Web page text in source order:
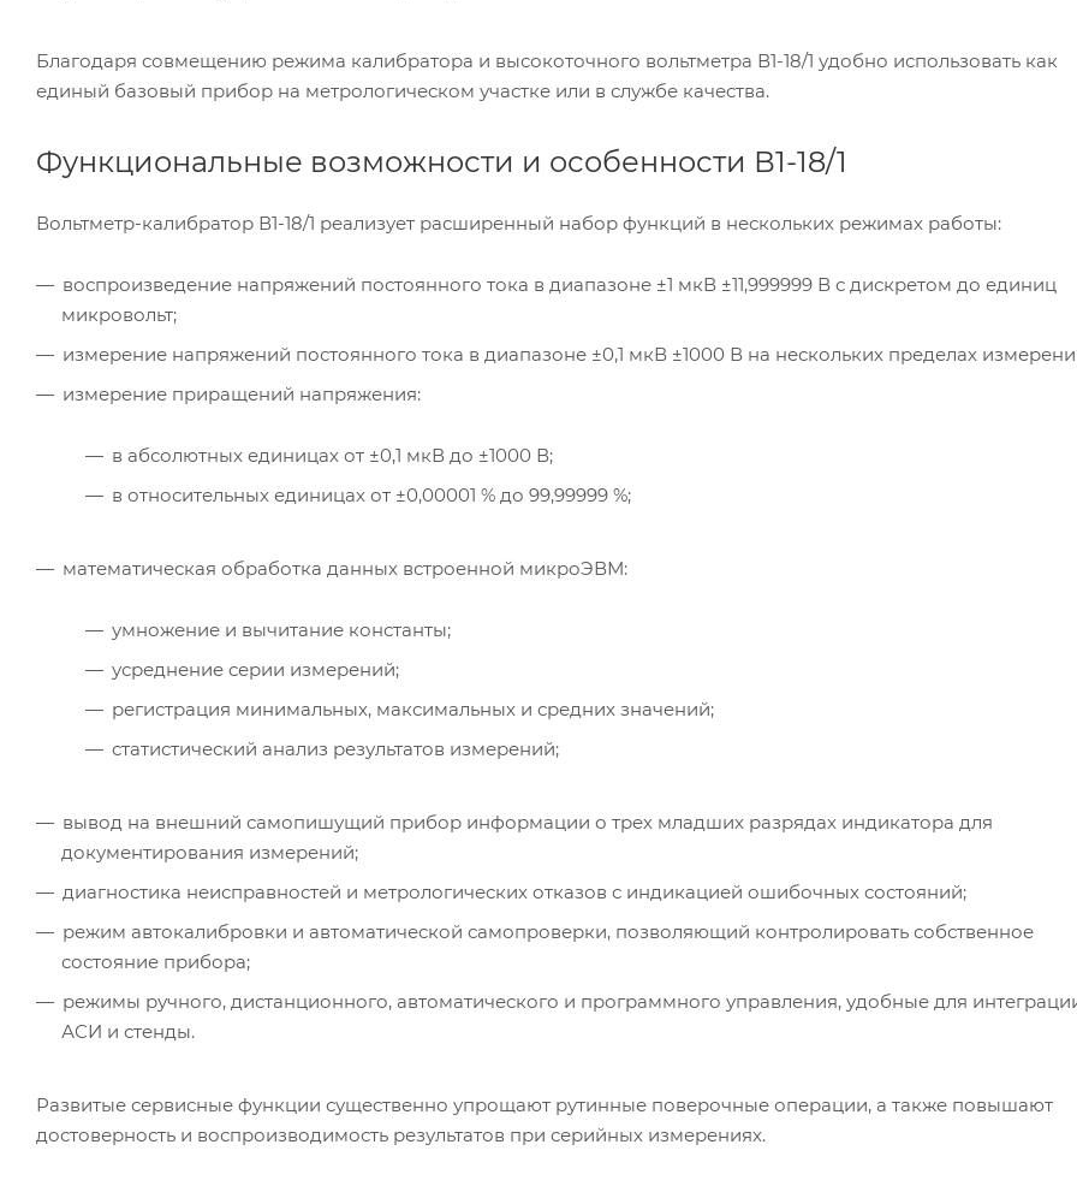
Благодаря совмещению режима калибратора и высокоточного вольтметра В1-18/1 удобно использовать как
единый базовый прибор на метрологическом участке или в службе качества.
Функциональные возможности и особенности В1-18/1
Вольтметр-калибратор В1-18/1 реализует расширенный набор функций в нескольких режимах работы:
воспроизведение напряжений постоянного тока в диапазоне ±1 мкВ ±11,999999 В с дискретом до единиц
микровольт;
измерение напряжений постоянного тока в диапазоне ±0,1 мкВ ±1000 В на нескольких пределах
измерение приращений напряжения:
в абсолютных единицах от ±0,1 мкВ до ±1000 В;
в относительных единицах от ±0,00001 % до 99,99999 %;
математическая обработка данных встроенной микроЭВМ:
умножение и вычитание константы;
усреднение серии измерений;
регистрация минимальных, максимальных и средних значений;
статистический анализ результатов измерений;
вывод на внешний самопишущий прибор информации о трех младших разрядах индикатора для
документирования измерений;
диагностика неисправностей и метрологических отказов с индикацией ошибочных состояний;
режим автокалибровки и автоматической самопроверки, позволяющий контролировать собственное
состояние прибора;
режимы ручного, дистанционного, автоматического и программного управления, удобные для
АСИ и стенды.
Развитые сервисные функции существенно упрощают рутинные поверочные операции, а также повышают
достоверность и воспроизводимость результатов при серийных измерениях.